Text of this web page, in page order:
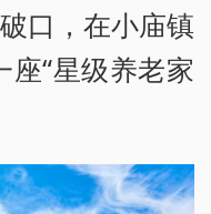
口，在小庙镇
“星级养老家